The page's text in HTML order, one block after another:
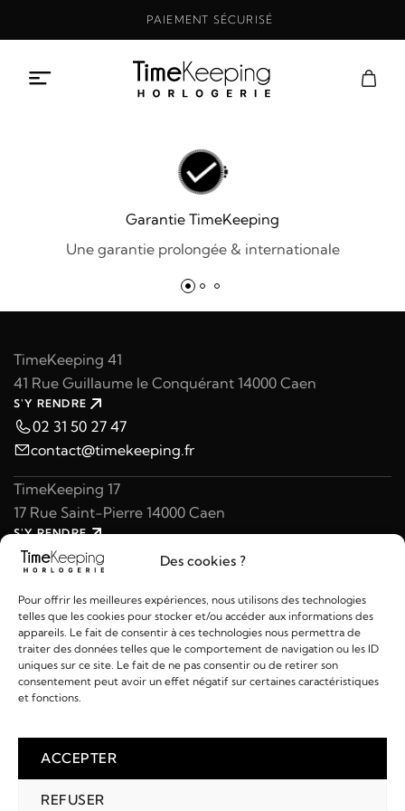
Des cookies ?
Pour offrir les meilleures expériences, nous utilisons des technologies
telles que les cookies pour stocker et/ou accéder aux informations des
appareils. Le fait de consentir à ces technologies nous permettra de
traiter des données telles que le comportement de navigation ou les ID
uniques sur ce site. Le fait de ne pas consentir ou de retirer son
consentement peut avoir un effet négatif sur certaines caractéristiques
et fonctions.
ACCEPTER
REFUSER
PAIEMENT SÉCURISÉ
Garantie TimeKeeping
Une garantie prolongée & internationale
TimeKeeping 41
41 Rue Guillaume le Conquérant 14000 Caen
S'Y RENDRE
02 31 50 27 47
contact@timekeeping.fr
TimeKeeping 17
17 Rue Saint-Pierre 14000 Caen
S'Y RENDRE
02 31 47 49 97
contact@timekeeping.fr
Liens utiles
2026 © TIMEKEEPING - Réalisé par